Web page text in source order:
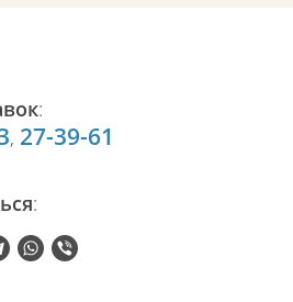
:
, 27-39-61
: